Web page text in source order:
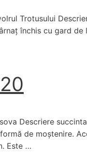
Trotusului
închis cu gard
Descriere
de moștenire.
Este …